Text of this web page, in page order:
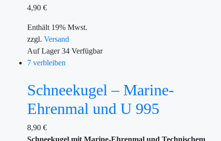
4,90 €
Enthält 19% Mwst.
zzgl. Versand
Auf Lager34 Verfügbar
7 verbleiben
Schneekugel – Marine-
Ehrenmal und U 995
8,90 €
Schneekugel mit Marine-Ehrenmal und Technischem